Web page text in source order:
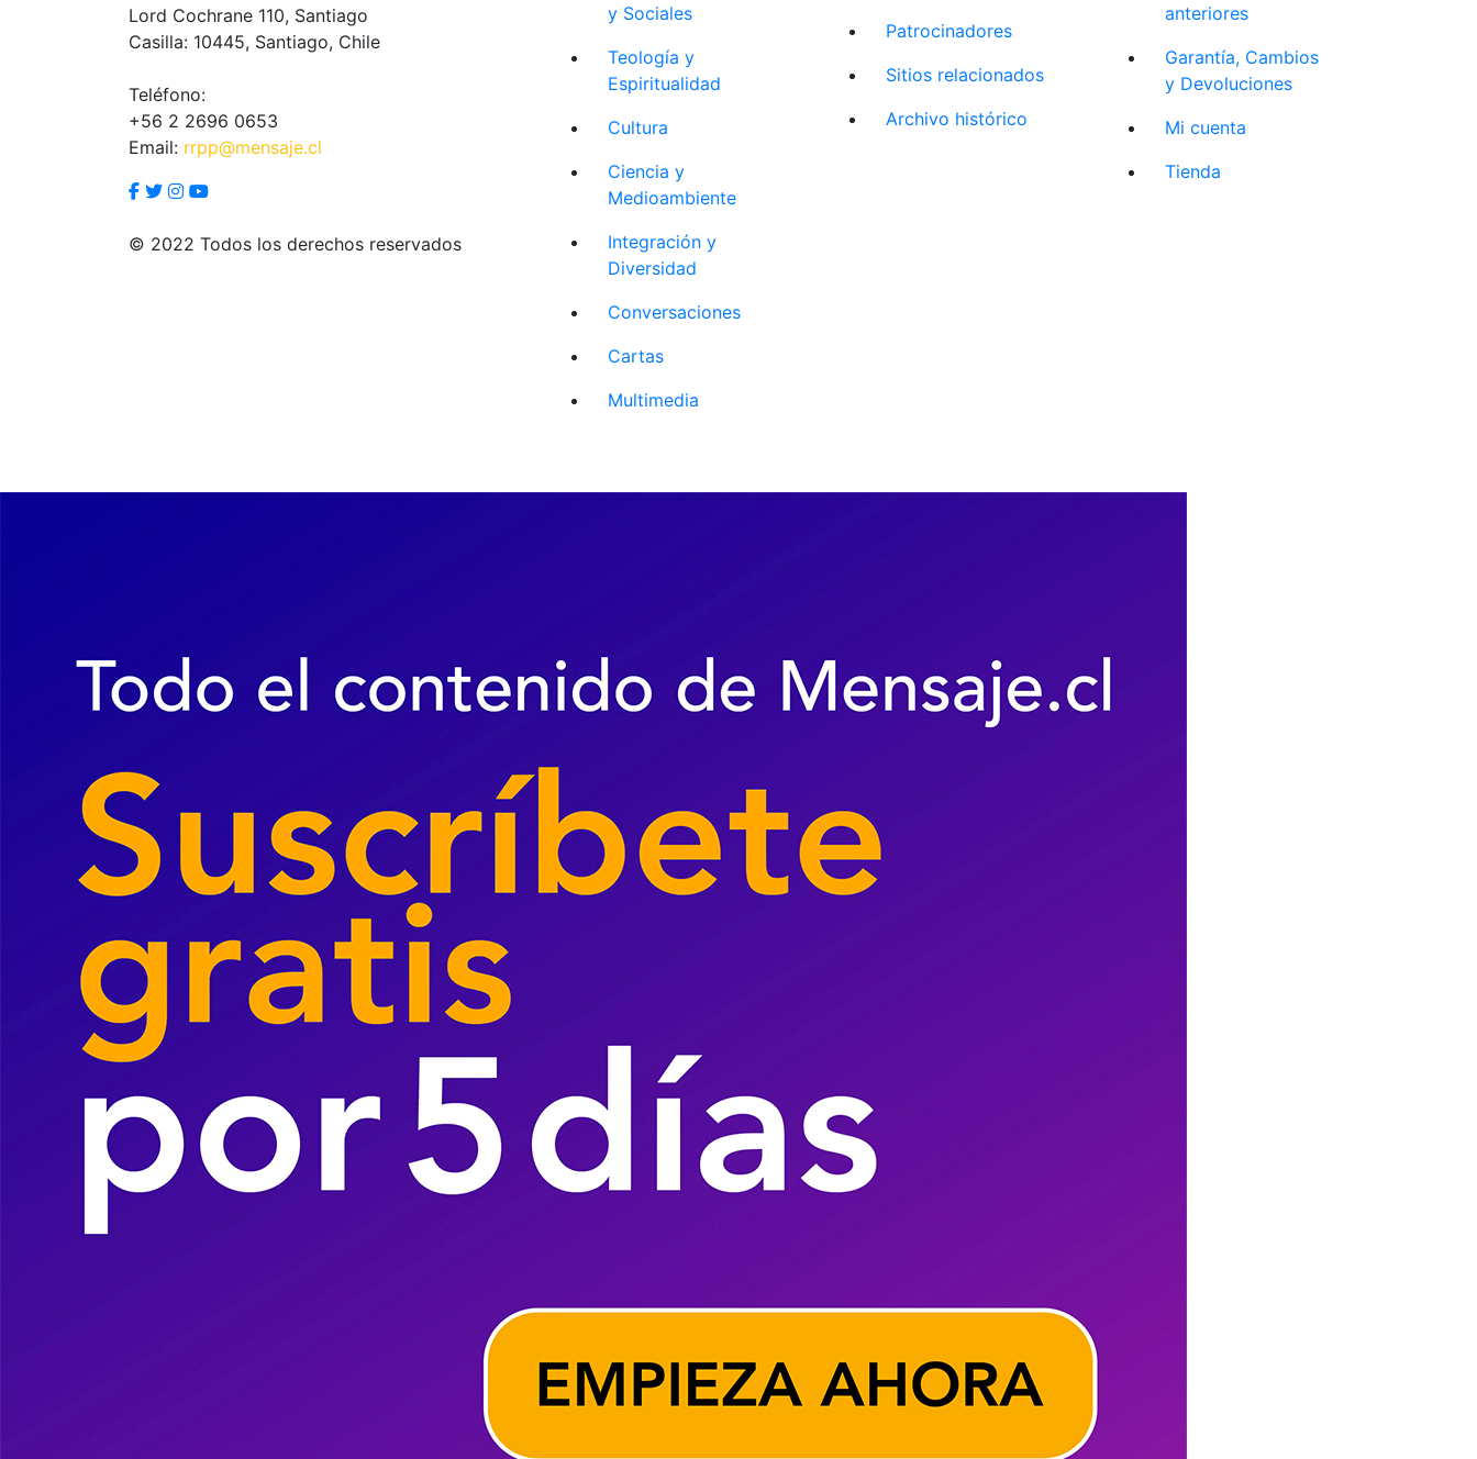
Lord Cochrane 110, Santiago
Casilla: 10445, Santiago, Chile
Teléfono:
+56 2 2696 0653
Email: rrpp@mensaje.cl
© 2022 Todos los derechos reservados
y Sociales
Teología y
Espiritualidad
Cultura
Ciencia y
Medioambiente
Integración y
Diversidad
Conversaciones
Cartas
Multimedia
Patrocinadores
Sitios relacionados
Archivo histórico
anteriores
Garantía, Cambios
y Devoluciones
Mi cuenta
Tienda